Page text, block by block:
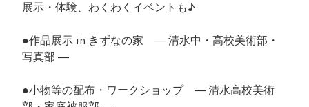
展示・体験、わくわくイベントも♪
●作品展示 in きずなの家 ― 清水中・高校美術部・
写真部 ―
●小物等の配布・ワークショップ ― 清水高校美術